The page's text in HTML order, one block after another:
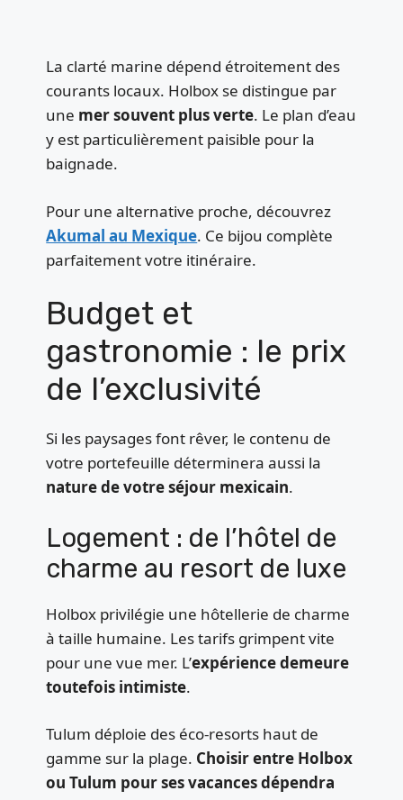
La clarté marine dépend étroitement des
courants locaux. Holbox se distingue par
une mer souvent plus verte. Le plan d’eau
y est particulièrement paisible pour la
baignade.
Pour une alternative proche, découvrez
Akumal au Mexique. Ce bijou complète
parfaitement votre itinéraire.
Budget et
gastronomie : le prix
de l’exclusivité
Si les paysages font rêver, le contenu de
votre portefeuille déterminera aussi la
nature de votre séjour mexicain.
Logement : de l’hôtel de
charme au resort de luxe
Holbox privilégie une hôtellerie de charme
à taille humaine. Les tarifs grimpent vite
pour une vue mer. L’expérience demeure
toutefois intimiste.
Tulum déploie des éco-resorts haut de
gamme sur la plage. Choisir entre Holbox
ou Tulum pour ses vacances dépendra